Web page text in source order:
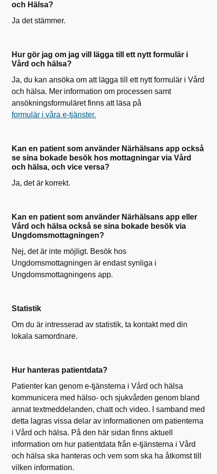
och Hälsa?
Ja det stämmer.
Hur gör jag om jag vill lägga till ett nytt formulär i
Vård och hälsa?
Ja, du kan ansöka om att lägga till ett nytt formulär i Vård
och hälsa. Mer information om processen samt
ansökningsformuläret finns att läsa på
formulär i våra e-tjänster.
Kan en patient som använder Närhälsans app också
se sina bokade besök hos mottagningar via Vård
och hälsa, och vice versa?
Ja, det är korrekt.
Kan en patient som använder Närhälsans app eller
Vård och hälsa också se sina bokade besök via
Ungdomsmottagningen?
Nej, det är inte möjligt. Besök hos
Ungdomsmottagningen är endast synliga i
Ungdomsmottagningens app.
Statistik
Om du är intresserad av statistik, ta kontakt med din
lokala samordnare.
Hur hanteras patientdata?
Patienter kan genom e-tjänsterna i Vård och hälsa
kommunicera med hälso- och sjukvården genom bland
annat textmeddelanden, chatt och video. I samband med
detta lagras vissa delar av informationen om patienterna
i Vård och hälsa. På den här sidan finns aktuell
information om hur patientdata från e-tjänsterna i Vård
och hälsa ska hanteras och vem som ska ha åtkomst till
vilken information.